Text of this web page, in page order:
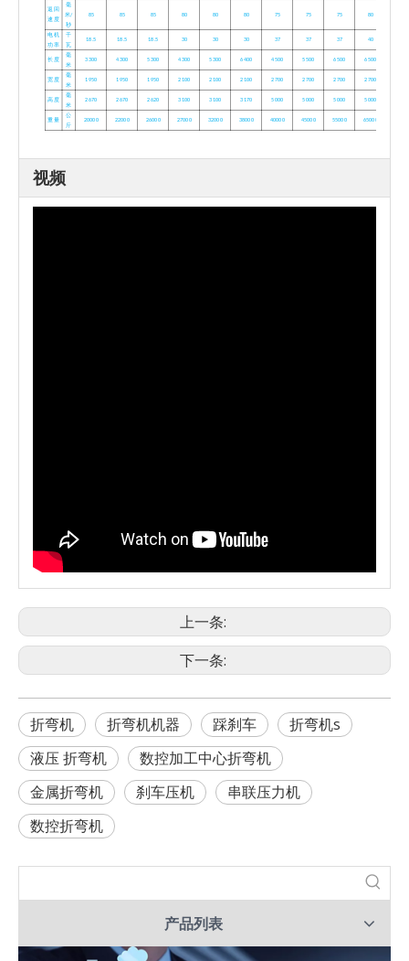
返回
速度
毫
米/
秒
85 85 85 80 80 80 75 75 75 80
电机
功率
千
瓦
18.5 18.5 18.5 30 30 30 37 37 37 40
长度
毫
米
3300 4300 5300 4300 5300 6400 4500 5500 6500 6500
宽度
毫
米
1950 1950 1950 2100 2100 2100 2700 2700 2700 2700
高度
毫
米
2670 2670 2620 3100 3100 3170 5000 5000 5000 5000
重量
公
斤
20000 22000 26000 27000 32000 38000 40000 45000 55000 65000
视频
上一条:
下一条:
折弯机 折弯机机器 踩刹车
折弯机s
液压 折弯机
数控加工中心折弯机
金属折弯机
刹车压机
串联压力机
数控折弯机
产品列表